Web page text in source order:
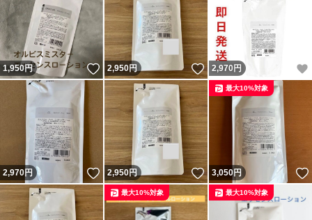
1,950円 いいね！
2,950円 いいね！
2,970 円
2,970円 いいね！
2,950円 いいね！
3,050円
最大10%対象
最大10%対象 最大10%対象